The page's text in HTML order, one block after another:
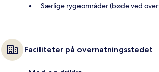
Særlige rygeområder (bøde ved
Faciliteter på overnatningsstedet